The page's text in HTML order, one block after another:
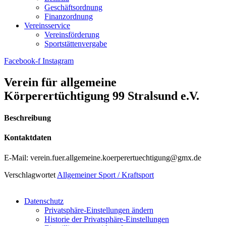
Geschäftsordnung
Finanzordnung
Vereinsservice
Vereinsförderung
Sportstättenvergabe
Facebook-f Instagram
Verein für allgemeine
Körperertüchtigung 99 Stralsund e.V.
Beschreibung
Kontaktdaten
E-Mail: verein.fuer.allgemeine.koerperertuechtigung@gmx.de
Verschlagwortet Allgemeiner Sport / Kraftsport
Datenschutz
Privatsphäre-Einstellungen ändern
Historie der Privatsphäre-Einstellungen